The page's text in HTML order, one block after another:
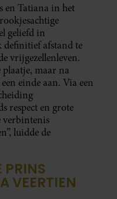
en Tatiana in het
geliefd in
definitief afstand te
vrijgezellenleven.
plaatje, maar na
einde aan. Via een
respect en grote
verbintenis
luidde de
PRINS
VEERTIEN